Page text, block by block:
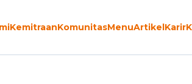
KemitraanKomunitasMenuArtikelKarir